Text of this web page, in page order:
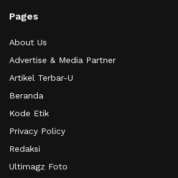
Pages
About Us
Advertise & Media Partner
Artikel Terbar-U
Beranda
Kode Etik
Privacy Policy
Redaksi
Ultimagz Foto